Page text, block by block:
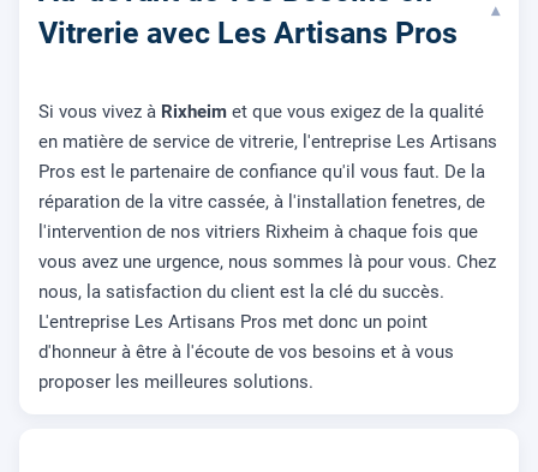
Vitrerie avec Les Artisans Pros
▾
Si vous vivez à Rixheim et que vous exigez de la qualité
en matière de service de vitrerie, l'entreprise Les Artisans
Pros est le partenaire de confiance qu'il vous faut. De la
réparation de la vitre cassée, à l'installation fenetres, de
l'intervention de nos vitriers Rixheim à chaque fois que
vous avez une urgence, nous sommes là pour vous. Chez
nous, la satisfaction du client est la clé du succès.
L'entreprise Les Artisans Pros met donc un point
d'honneur à être à l'écoute de vos besoins et à vous
proposer les meilleures solutions.